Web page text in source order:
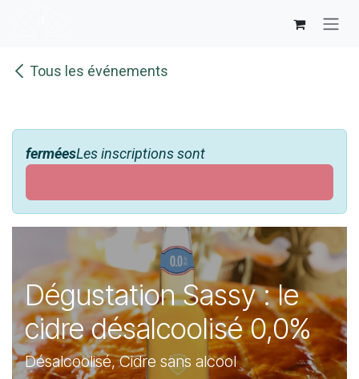
Tous les événements
ferméesLes inscriptions sont
Dégustation Sassy : le
cidre désalcoolisé 0,0%
Désalcoolisé, Cidre sans alcool